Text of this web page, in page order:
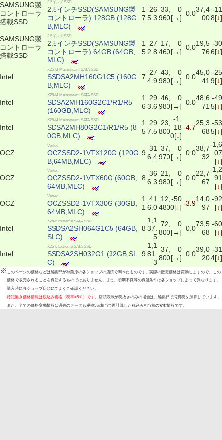
SAMSUNG製
コントローラ
搭載SSD
2.5インチSSD
2.5インチSSD(SAMSUNG製
コントローラ) 128GB (128G
B,MLC)
1
7
26
5.3
33,
960
0
[→]
0.037,4
00
-11
8[↓]
SAMSUNG製
コントローラ
搭載SSD
2.5インチSSD
2.5インチSSD(SAMSUNG製
コントローラ) 64GB (64GB,
MLC)
1
5
27
2.8
17,
460
0
[→]
0.019,5
76
-30
6[↓]
Intel
X25-M Mainstream SATA SSD
SSDSA2MH160G1C5 (160G
B,MLC)
7
27
4.9
43,
980
0
[→] 0.0
45,0
41
-25
9[↓]
Intel
X25-M Mainstream SATA SSD
SDSA2MH160G2C1/R1/R5
(160GB,MLC)
1
6
29
3.6
46,
980
0
[→] 0.0
48,6
71
-49
5[↓]
Intel
X25-M Mainstream SATA SSD
SDSA2MH80G2C1/R1/R5 (8
0GB,MLC)
1
5
29
7.5
23,
800
-1,
18
0[↓]
-4.7
25,3
68
-53
5[↓]
OCZ
Vertex
OCZSSD2-1VTX120G (120G
B,64MB,MLC)
9
31
6.4
37,
970
0
[→] 0.0
38,7
32
-1,6
07
[↓]
OCZ
Vertex
OCZSSD2-1VTX60G (60GB,
64MB,MLC)
8
36
6.3
21,
980
0
[→] 0.0
22,7
67
-1,2
91
[↓]
OCZ
Vertex
OCZSSD2-1VTX30G (30GB,
64MB,MLC)
1
1
41
6.0
12,
480
-50
0[↓] -3.9
14,0
97
-92
[↓]
Intel
X25-E Extreme SATA SSD
SSDSA2SH064G1C5 (64GB,
SLC)
8
1,1
37.
5
72,
800
0
[→] 0.0
73,5
68
-60
[↓]
Intel
X25-E Extreme SATA SSD
SSDSA2SH032G1 (32GB,SL
C)
9
1,1
81.
3
37,
800
0
[→] 0.0
39,0
20
-31
4[↓]
※ このページの価格などは編集部が秋葉原の各ショップの店頭で調べたものです。実際の販売価格は変動しますので、この
価格で販売されることを保証するものではありません。また、初期不良等の保証条件は各ショップによって異なります。
購入時に各ショップ店頭にてよくご確認ください。
特記無き価格情報は税込み価格（税率=5％）です。
店頭表示が税抜きのみの場合は、編集部で消費税を加算しています。
また、全ての価格変動情報は過去のデータも税率5％相当で再計算した税込み相当額の変動情報です。